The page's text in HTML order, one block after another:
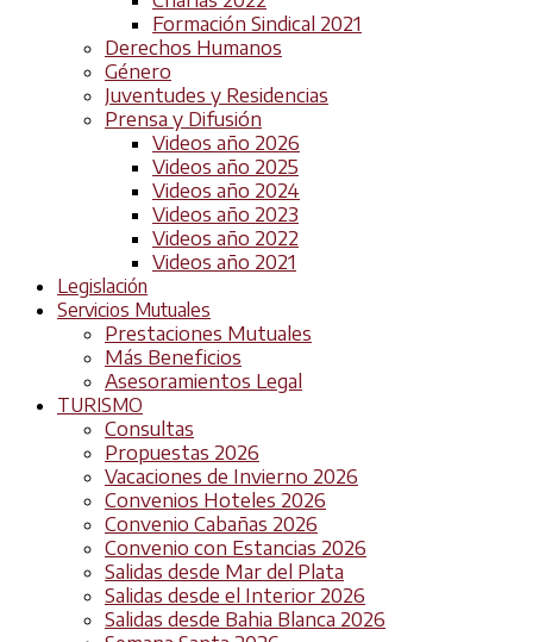
Formación Sindical 2021
Derechos Humanos
Género
Juventudes y Residencias
Prensa y Difusión
Videos año 2026
Videos año 2025
Videos año 2024
Videos año 2023
Videos año 2022
Videos año 2021
Legislación
Servicios Mutuales
Prestaciones Mutuales
Más Beneficios
Asesoramientos Legal
TURISMO
Consultas
Propuestas 2026
Vacaciones de Invierno 2026
Convenios Hoteles 2026
Convenio Cabañas 2026
Convenio con Estancias 2026
Salidas desde Mar del Plata
Salidas desde el Interior 2026
Salidas desde Bahia Blanca 2026